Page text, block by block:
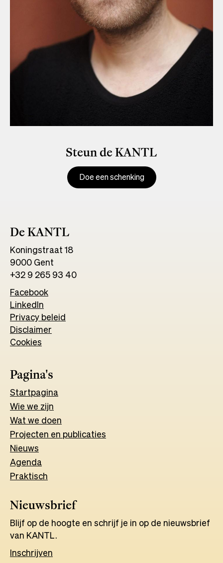
Steun de KANTL
Doe een schenking
De KANTL
Koningstraat 18
9000 Gent
+32 9 265 93 40
Facebook
a
new
LinkedIn
in
a
Privacy beleid
Disclaimer
Cookies
Pagina's
Startpagina
Wie we zijn
Wat we doen
Projecten en publicaties
Nieuws
Agenda
Praktisch
Nieuwsbrief
Blijf op de hoogte en schrijf je in op de nieuwsbrief
van KANTL.
Inschrijven